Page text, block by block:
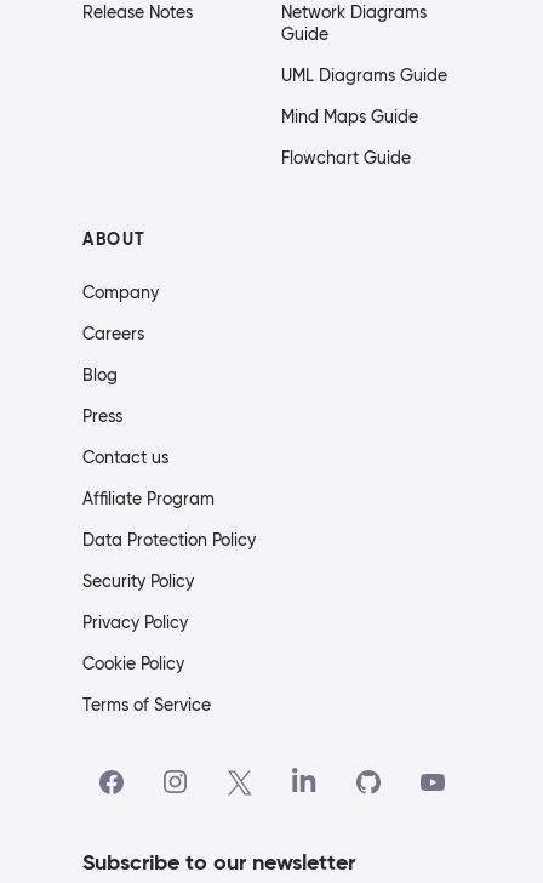
Release Notes
Network Diagrams
Guide
UML Diagrams Guide
Mind Maps Guide
Flowchart Guide
ABOUT
Company
Careers
Blog
Press
Contact us
Affiliate Program
Data Protection Policy
Security Policy
Privacy Policy
Cookie Policy
Terms of Service
Subscribe to our newsletter